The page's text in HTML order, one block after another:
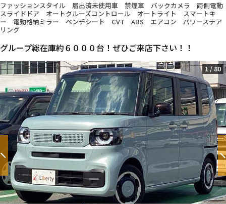
ファッションスタイル 届出済未使用車 禁煙車 バックカメラ 両側電動
スライドドア オートクルーズコントロール オートライト スマートキ
ー 電動格納ミラー ベンチシート CVT ABS エアコン パワーステア
リング
グループ総在庫約６０００台！ぜひご来店下さい！！
1/80